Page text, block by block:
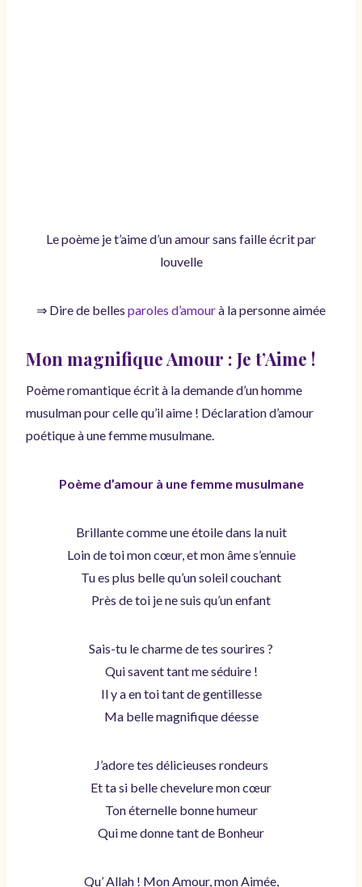
Le poème je t’aime d’un amour sans faille écrit par
louvelle
⇒ Dire de belles paroles d’amourà la personne aimée
Mon magnifique Amour : Je t’Aime !
Poème romantique écrit à la demande d’un homme
musulman pour celle qu’il aime ! Déclaration d’amour
poétique à une femme musulmane.
Poème d’amour à une femme musulmane
Brillante comme une étoile dans la nuit
Loin de toi mon cœur, et mon âme s’ennuie
Tu es plus belle qu’un soleil couchant
Près de toi je ne suis qu’un enfant
Sais-tu le charme de tes sourires ?
Qui savent tant me séduire !
Il y a en toi tant de gentillesse
Ma belle magnifique déesse
J’adore tes délicieuses rondeurs
Et ta si belle chevelure mon cœur
Ton éternelle bonne humeur
Qui me donne tant de Bonheur
Qu’ Allah ! Mon Amour, mon Aimée,